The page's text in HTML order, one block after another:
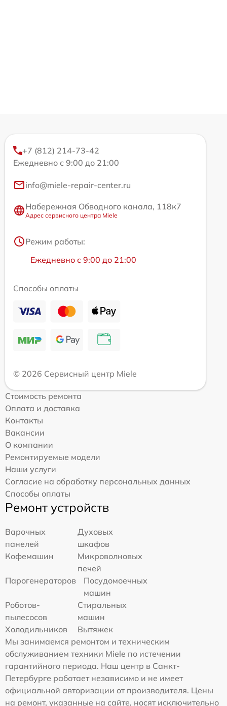
+7 (812) 214-73-42
Ежедневно с 9:00 до 21:00
info@miele-repair-center.ru
Набережная Обводного канала, 118к7
Адрес сервисного центра Miele
Режим работы:
Ежедневно с 9:00 до 21:00
Способы оплаты
© 2026 Сервисный центр Miele
Стоимость ремонта
Оплата и доставка
Контакты
Вакансии
О компании
Ремонтируемые модели
Наши услуги
Согласие на обработку персональных данных
Способы оплаты
Ремонт устройств
Варочных
панелей
Духовых
шкафов
Кофемашин
Микроволновых
печей
Парогенераторов
Посудомоечных
машин
Роботов-
пылесосов
Стиральных
машин
Холодильников
Вытяжек
Мы занимаемся ремонтом и техническим
обслуживанием техники Miele по истечении
гарантийного периода. Наш центр в Санкт-
Петербурге работает независимо и не имеет
официальной авторизации от производителя. Цены
на ремонт, указанные на сайте, носят исключительно